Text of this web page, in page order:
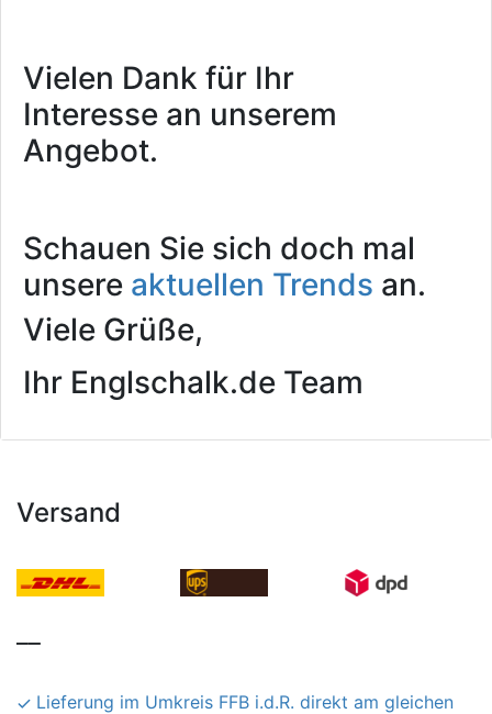
Vielen Dank für Ihr
Interesse an unserem
Angebot.
Schauen Sie sich doch mal
unsere aktuellen Trends an.
Viele Grüße,
Ihr Englschalk.de Team
Versand
Lieferung im Umkreis FFB i.d.R. direkt am gleichen